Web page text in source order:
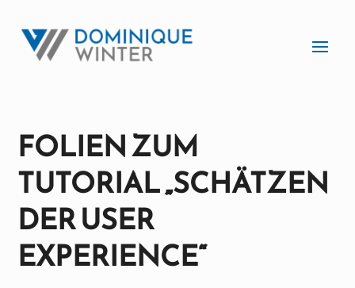
FOLIEN ZUM
TUTORIAL „SCHÄTZEN
DER USER
EXPERIENCE“